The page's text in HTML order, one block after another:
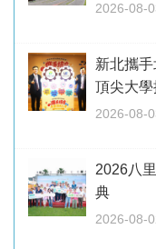
2026-08-
新北攜
頂尖大
2026-08-
2026八
典
2026-08-